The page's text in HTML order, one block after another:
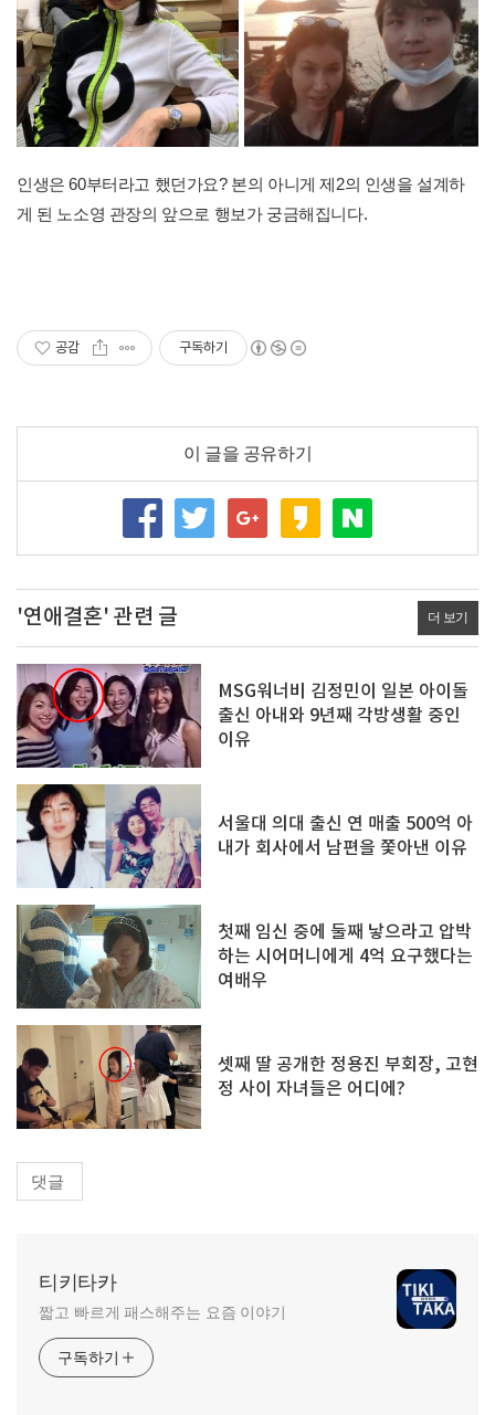
인생은 60부터라고 했던가요? 본의 아니게 제2의 인생을 설계하
게 된 노소영 관장의 앞으로 행보가 궁금해집니다.
공감 구독하기
이 글을 공유하기
'연애결혼' 관련 글 더 보기
MSG워너비 김정민이 일본 아이돌
출신 아내와 9년째 각방생활 중인
이유
서울대 의대 출신 연 매출 500억 아
내가 회사에서 남편을 쫓아낸 이유
첫째 임신 중에 둘째 낳으라고 압박
하는 시어머니에게 4억 요구했다는
여배우
셋째 딸 공개한 정용진 부회장, 고현
정 사이 자녀들은 어디에?
댓글
티키타카
짧고 빠르게 패스해주는 요즘 이야기
구독하기